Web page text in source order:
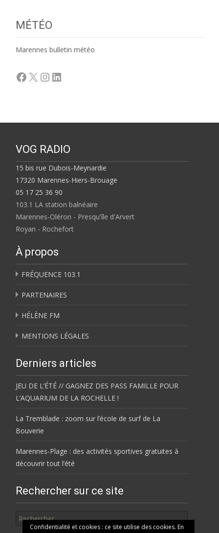
MÉTÉO
Marennes bulletin météo
Facebook
X Instagram
LinkedIn
VOG RADIO
15 bis rue Dubois-Meynardie
17320 Marennes-Hiers-Brouage
05 17 25 36 90
103.1 LA station balnéaire
Marennes-Oléron - Presqu'île d'Arvert
Royan - Rochefort
À propos
FRÉQUENCE 103.1
PARTENAIRES
HÉLÈNE FM
MENTIONS LÉGALES
Derniers articles
JEU DE L’ÉTÉ // GAGNEZ DES PASS FAMILLE POUR
L’AQUARIUM DE LA ROCHELLE !
La Tremblade : zoom sur l’école de surf de La
Bouverie
Marennes-Plage : des activités sportives gratuites à
découvrir tout l’été
Rechercher sur ce site
Confidentialité et cookies : ce site utilise des cookies. En